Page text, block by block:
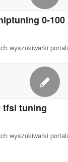
0-100
wyszukiwarki
tfsi tuning
wyszukiwarki